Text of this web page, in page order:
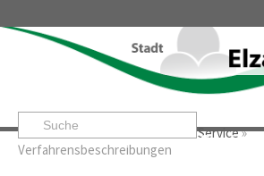
Startseite» »Service»
Verfahrensbeschreibungen
Leben & Erleben Rathaus & Service